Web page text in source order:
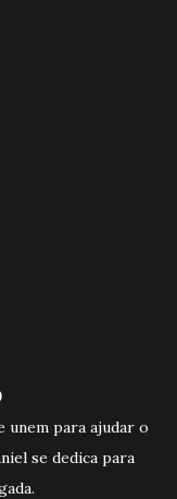
unem para ajudar o
se dedica para